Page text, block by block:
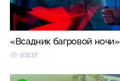
«Всадник багровой ночи»
61537